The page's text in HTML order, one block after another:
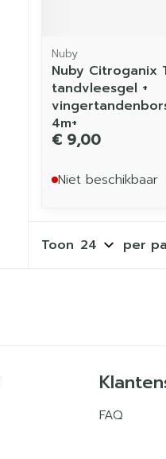
Nuby
Nuby Citroganix
tandvleesgel +
4m+
€ 9,00
Niet beschikbaar
Toon per
FAQ